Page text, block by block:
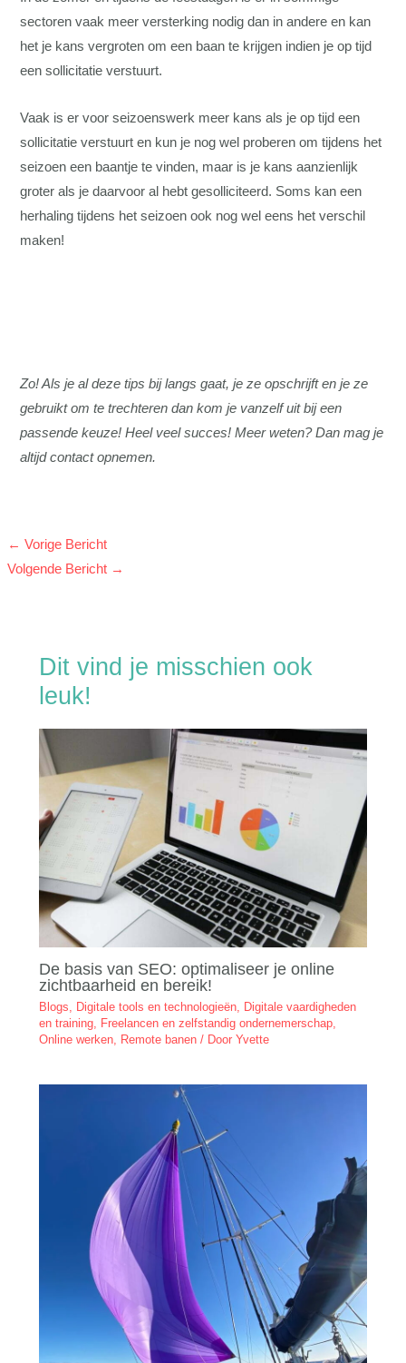
sectoren vaak meer versterking nodig dan in andere en kan
het je kans vergroten om een baan te krijgen indien je op tijd
een sollicitatie verstuurt.
Vaak is er voor seizoenswerk meer kans als je op tijd een
sollicitatie verstuurt en kun je nog wel proberen om tijdens het
seizoen een baantje te vinden, maar is je kans aanzienlijk
groter als je daarvoor al hebt gesolliciteerd. Soms kan een
herhaling tijdens het seizoen ook nog wel eens het verschil
maken!
Zo! Als je al deze tips bij langs gaat, je ze opschrijft en je ze
gebruikt om te trechteren dan kom je vanzelf uit bij een
passende keuze! Heel veel succes! Meer weten? Dan mag je
altijd contact opnemen.
← Vorige Bericht
Volgende Bericht →
Dit vind je misschien ook
leuk!
De basis van SEO: optimaliseer je online
zichtbaarheid en bereik!
Blogs, Digitale tools en technologieën, Digitale vaardigheden
en training, Freelancen en zelfstandig ondernemerschap,
Online werken, Remote banen/ Door Yvette